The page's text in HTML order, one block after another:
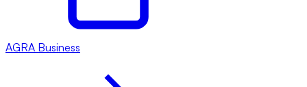
AGRA Business